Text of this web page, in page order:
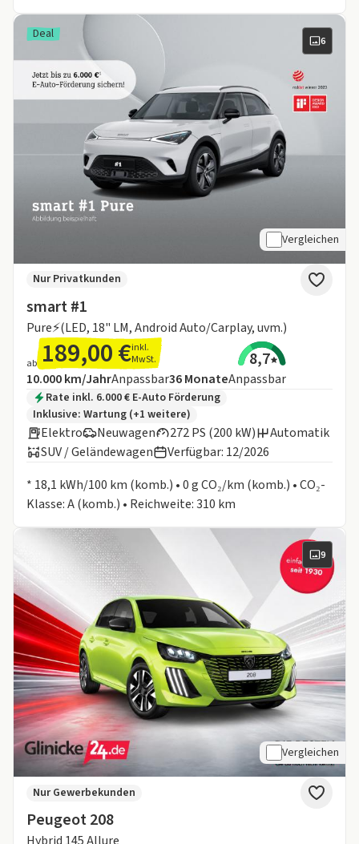
6
Deal
Vergleichen
smart #1
Pure⚡(LED, 18" LM, Android Auto/Carplay, uvm.)
Nur Privatkunden
ab 189,00 €inkl.
MwSt.
8,7
Angebotsdetails:
Inklusive Laufleistung
10.000 km/JahrAnpassbarLaufzeit
36MonateAnpassbar
Zusätzliche Fahrzeuginformationen:
Rate inkl. 6.000 € E-Auto Förderung
Inklusive: Wartung (+1 weitere)
Elektro Neuwagen 272 PS (200 kW)
Automatik
SUV / Geländewagen
Verfügbar: 12/2026
* 18,1 kWh/100 km (komb.) • 0 g CO₂/km (komb.) • CO₂-
Klasse: A (komb.) • Reichweite: 310 km
9
Vergleichen
Peugeot 208
Nur Gewerbekunden